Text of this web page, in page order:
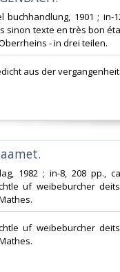
buchhandlung, 1901 ;
sinon texte en très bon
- in drei teilen.‎
aus der
1982 ; in-8, 208 pp.,
uf weibeburcher
uf weibeburcher